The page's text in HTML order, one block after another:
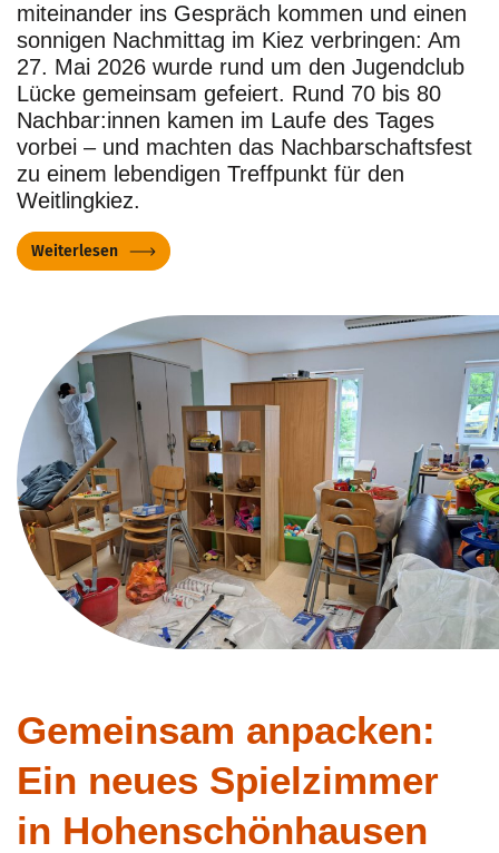
miteinander ins Gespräch kommen und einen
sonnigen Nachmittag im Kiez verbringen: Am
27. Mai 2026 wurde rund um den Jugendclub
Lücke gemeinsam gefeiert. Rund 70 bis 80
Nachbar:innen kamen im Laufe des Tages
vorbei – und machten das Nachbarschaftsfest
zu einem lebendigen Treffpunkt für den
Weitlingkiez.
Weiterlesen
Gemeinsam anpacken:
Ein neues Spielzimmer
in Hohenschönhausen